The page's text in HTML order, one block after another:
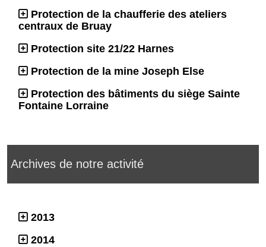
Protection de la chaufferie des ateliers
centraux de Bruay
Protection site 21/22 Harnes
Protection de la mine Joseph Else
Protection des bâtiments du siège Sainte
Fontaine Lorraine
Archives de notre activité
2013
2014